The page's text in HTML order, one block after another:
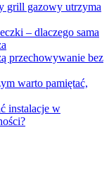
grill gazowy utrzyma
– dlaczego sama
przechowywanie bez
warto pamiętać,
instalacje w